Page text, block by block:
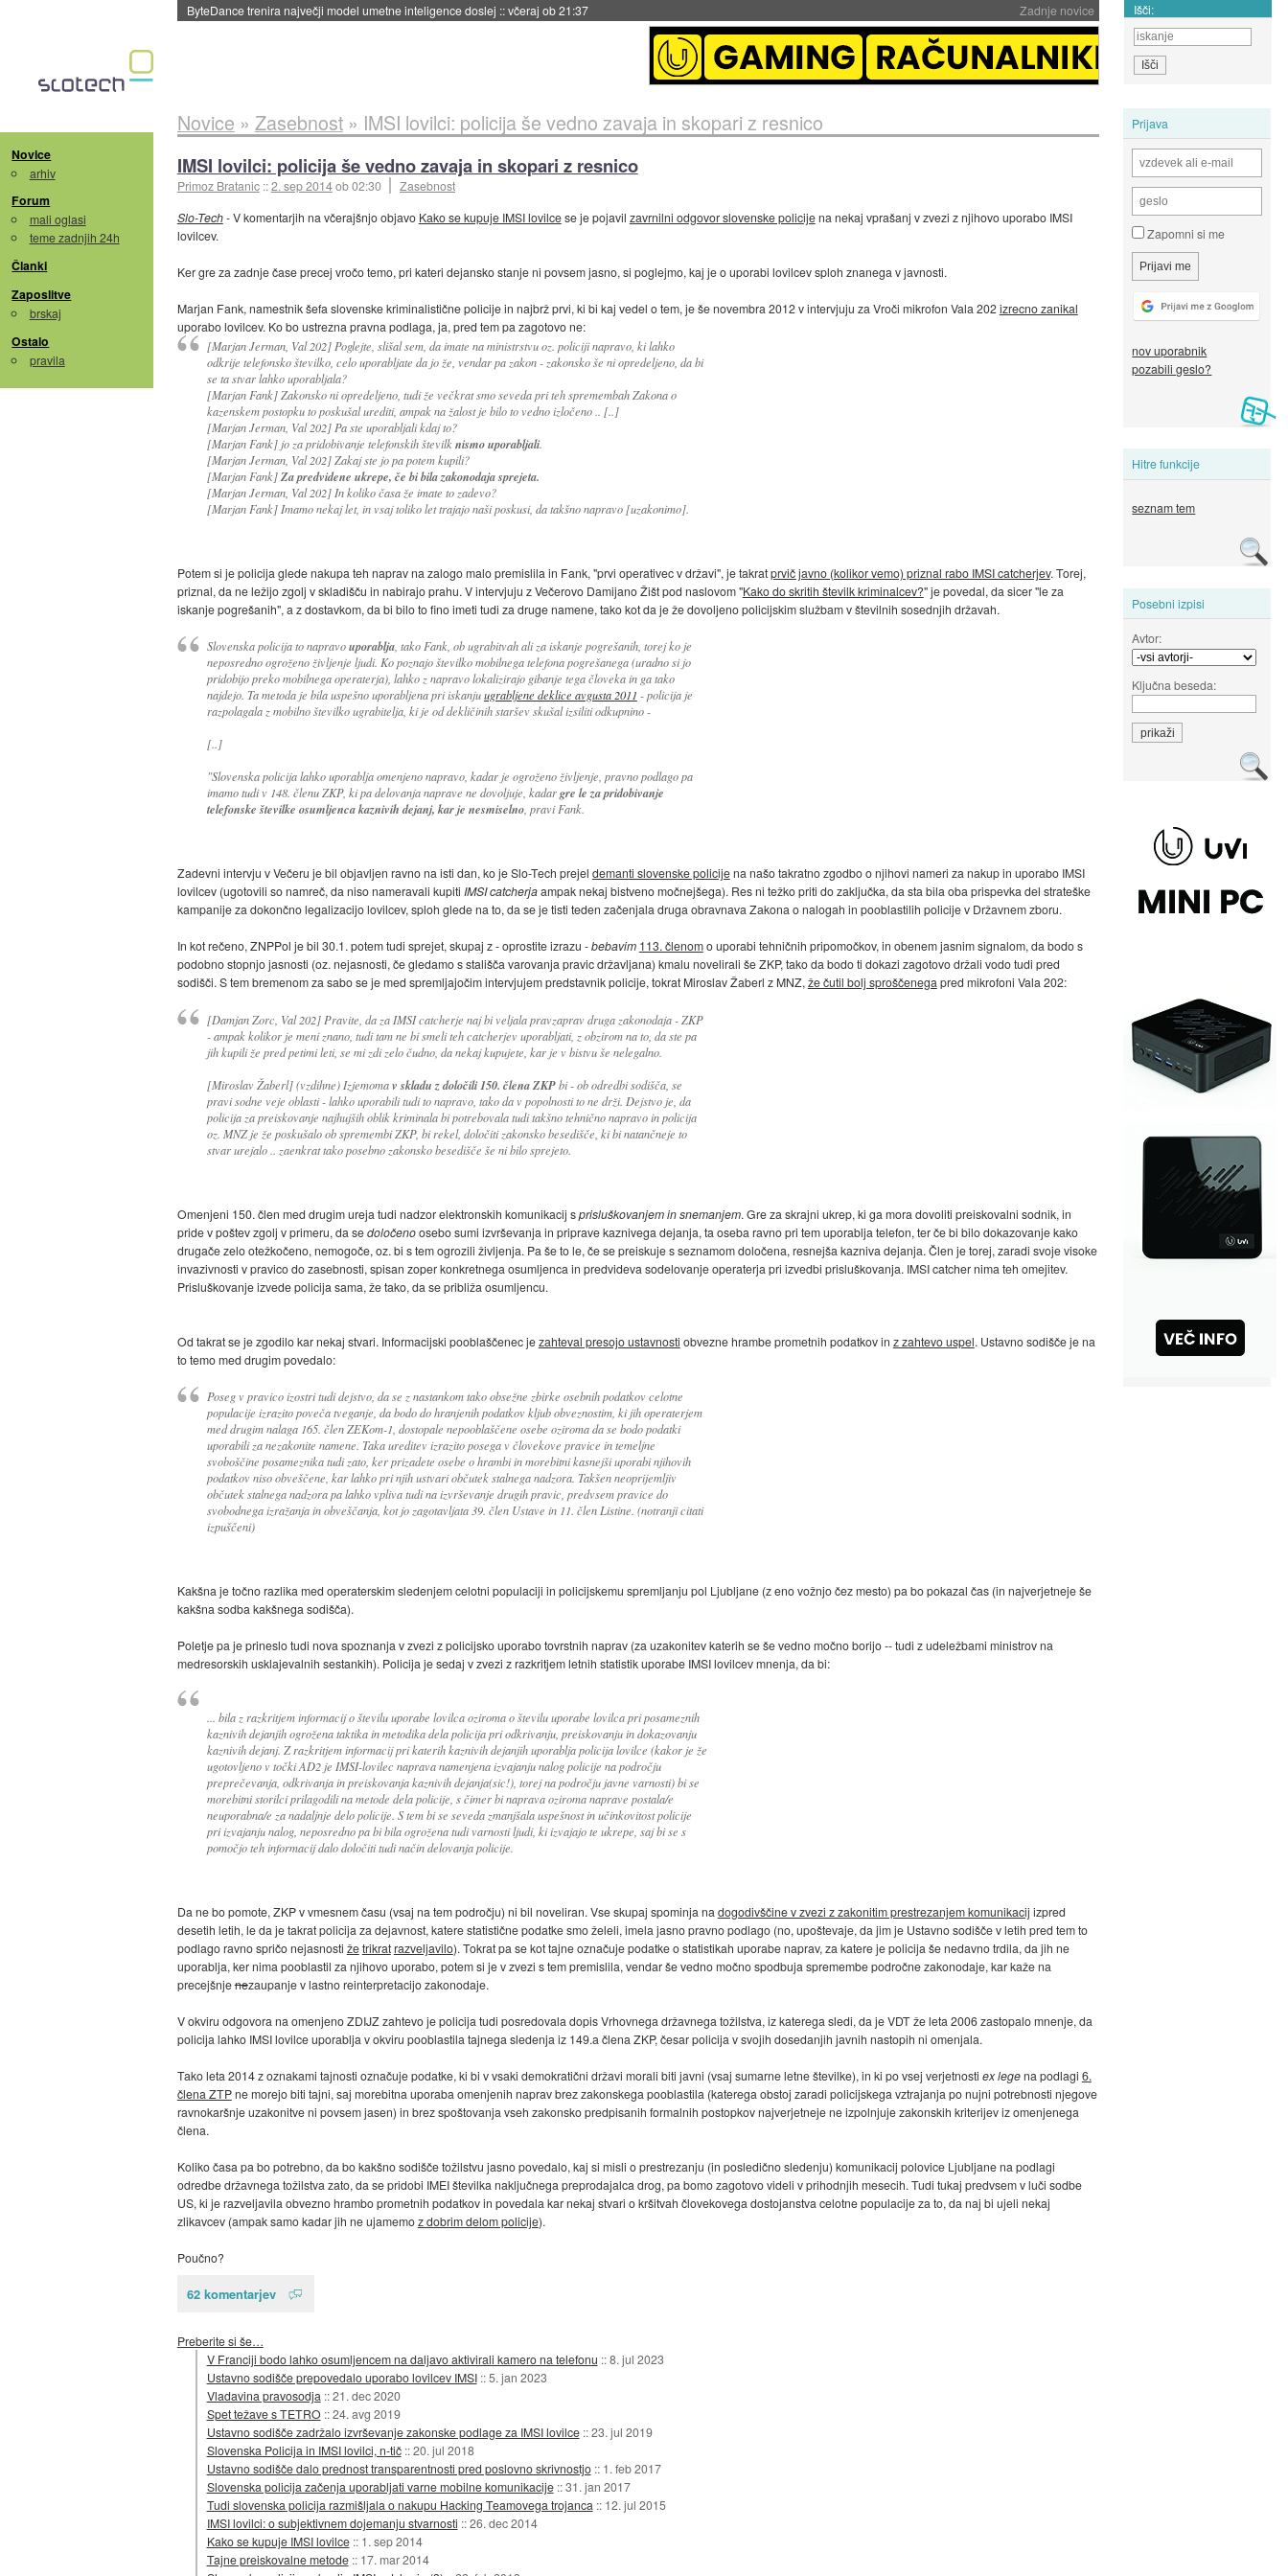
Zadnje novice
Spletne strani začele streči oglase za agente umetne inteligence::včeraj ob 21:23 Išči:
Novice
arhiv
Forum
mali oglasi
teme zadnjih 24h
Članki
Zaposlitve
brskaj
Ostalo
pravila
Prijava
Zapomni si me
nov uporabnik
pozabili geslo?
Hitre funkcije
seznam tem
Posebni izpisi
Avtor:
Ključna beseda:
Novice » Zasebnost» IMSI lovilci: policija še vedno zavaja in skopari z resnico
IMSI lovilci: policija še vedno zavaja in skopari z resnico
Primoz Bratanic ::2. sep 2014ob 02:30
Zasebnost
Slo-Tech- V komentarjih na včerajšnjo objavo Kako se kupuje IMSI lovilcese je pojavil zavrnilni odgovor slovenske policijena nekaj vprašanj v zvezi z njihovo uporabo IMSI
lovilcev.
Ker gre za zadnje čase precej vročo temo, pri kateri dejansko stanje ni povsem jasno, si poglejmo, kaj je o uporabi lovilcev sploh znanega v javnosti.
Marjan Fank, namestnik šefa slovenske kriminalistične policije in najbrž prvi, ki bi kaj vedel o tem, je še novembra 2012 v intervjuju za Vroči mikrofon Vala 202izrecno zanikal
uporabo lovilcev. Ko bo ustrezna pravna podlaga, ja, pred tem pa zagotovo ne:
[Marjan Jerman, Val 202] Poglejte, slišal sem, da imate na ministrstvu oz. policiji napravo, ki lahko
odkrije telefonsko številko, celo uporabljate da jo že, vendar pa zakon - zakonsko še ni opredeljeno, da bi
se ta stvar lahko uporabljala?
[Marjan Fank] Zakonsko ni opredeljeno, tudi že večkrat smo seveda pri teh spremembah Zakona o
kazenskem postopku to poskušal urediti, ampak na žalost je bilo to vedno izločeno .. [..]
[Marjan Jerman, Val 202] Pa ste uporabljali kdaj to?
[Marjan Fank] jo za pridobivanje telefonskih številknismo uporabljali.
[Marjan Jerman, Val 202] Zakaj ste jo pa potem kupili?
[Marjan Fank]Za predvidene ukrepe, če bi bila zakonodaja sprejeta.
[Marjan Jerman, Val 202] In koliko časa že imate to zadevo?
[Marjan Fank] Imamo nekaj let, in vsaj toliko let trajajo naši poskusi, da takšno napravo [uzakonimo].
Potem si je policija glede nakupa teh naprav na zalogo malo premislila in Fank, "prvi operativec v državi", je takratprvič javno (kolikor vemo) priznal rabo IMSI catcherjev. Torej,
priznal, da ne ležijo zgolj v skladišču in nabirajo prahu. V intervjuju z Večerovo Damijano Žišt pod naslovom "Kako do skritih številk kriminalcev?" je povedal, da sicer "le za
iskanje pogrešanih", a z dostavkom, da bi bilo to fino imeti tudi za druge namene, tako kot da je že dovoljeno policijskim službam v številnih sosednjih državah.
Slovenska policija to napravouporablja, tako Fank, ob ugrabitvah ali za iskanje pogrešanih, torej ko je
neposredno ogroženo življenje ljudi. Ko poznajo številko mobilnega telefona pogrešanega (uradno si jo
pridobijo preko mobilnega operaterja), lahko z napravo lokalizirajo gibanje tega človeka in ga tako
najdejo. Ta metoda je bila uspešno uporabljena pri iskanjuugrabljene deklice avgusta 2011 - policija je
razpolagala z mobilno številko ugrabitelja, ki je od dekličinih staršev skušal izsiliti odkupnino -
[..]
"Slovenska policija lahko uporablja omenjeno napravo, kadar je ogroženo življenje, pravno podlago pa
imamo tudi v 148. členu ZKP, ki pa delovanja naprave ne dovoljuje, kadargre le za pridobivanje
telefonske številke osumljenca kaznivih dejanj, kar je nesmiselno, pravi Fank.
Zadevni intervju v Večeru je bil objavljen ravno na isti dan, ko je Slo-Tech prejel demanti slovenske policijena našo takratno zgodbo o njihovi nameri za nakup in uporabo IMSI
lovilcev (ugotovili so namreč, da niso nameravali kupiti IMSI catcherjaampak nekaj bistveno močnejšega). Res ni težko priti do zaključka, da sta bila oba prispevka del strateške
kampanije za dokončno legalizacijo lovilcev, sploh glede na to, da se je tisti teden začenjala druga obravnava Zakona o nalogah in pooblastilih policije v Državnem zboru.
In kot rečeno, ZNPPol je bil 30.1. potem tudi sprejet, skupaj z - oprostite izrazu -bebavim 113. členomo uporabi tehničnih pripomočkov, in obenem jasnim signalom, da bodo s
podobno stopnjo jasnosti (oz. nejasnosti, če gledamo s stališča varovanja pravic državljana) kmalu novelirali še ZKP, tako da bodo ti dokazi zagotovo držali vodo tudi pred
sodišči. S tem bremenom za sabo se je med spremljajočim intervjujem predstavnik policije, tokrat Miroslav Žaberl z MNZ, že čutil bolj sproščenega pred mikrofoni Vala 202:
[Damjan Zorc, Val 202] Pravite, da za IMSI catcherje naj bi veljala pravzaprav druga zakonodaja - ZKP
- ampak kolikor je meni znano, tudi tam ne bi smeli teh catcherjev uporabljati, z obzirom na to, da ste pa
jih kupili že pred petimi leti, se mi zdi zelo čudno, da nekaj kupujete, kar je v bistvu še nelegalno.
[Miroslav Žaberl] (vzdihne) Izjemomav skladu z določili 150. člena ZKPbi - ob odredbi sodišča, se
pravi sodne veje oblasti - lahko uporabili tudi to napravo, tako da v popolnosti to ne drži. Dejstvo je, da
policija za preiskovanje najhujših oblik kriminala bi potrebovala tudi takšno tehnično napravo in policija
oz. MNZ je že poskušalo ob spremembi ZKP, bi rekel, določiti zakonsko besedišče, ki bi natančneje to
stvar urejalo .. zaenkrat tako posebno zakonsko besedišče še ni bilo sprejeto.
Omenjeni 150. člen med drugim ureja tudi nadzor elektronskih komunikacij sprisluškovanjem in snemanjem. Gre za skrajni ukrep, ki ga mora dovoliti preiskovalni sodnik, in
pride v poštev zgolj v primeru, da sedoločenoosebo sumi izvrševanja in priprave kaznivega dejanja, ta oseba ravno pri tem uporablja telefon, ter če bi bilo dokazovanje kako
drugače zelo otežkočeno, nemogoče, oz. bi s tem ogrozili življenja. Pa še to le, če se preiskuje s seznamom določena, resnejša kazniva dejanja. Člen je torej, zaradi svoje visoke
invazivnosti v pravico do zasebnosti, spisan zoper konkretnega osumljenca in predvideva sodelovanje operaterja pri izvedbi prisluškovanja. IMSI catcher nima teh omejitev.
Prisluškovanje izvede policija sama, že tako, da se približa osumljencu.
Od takrat se je zgodilo kar nekaj stvari. Informacijski pooblaščenec jezahteval presojo ustavnosti obvezne hrambe prometnih podatkov in z zahtevo uspel. Ustavno sodišče je na
to temo med drugim povedalo:
Poseg v pravico izostri tudi dejstvo, da se z nastankom tako obsežne zbirke osebnih podatkov celotne
populacije izrazito poveča tveganje, da bodo do hranjenih podatkov kljub obveznostim, ki jih operaterjem
med drugim nalaga 165. člen ZEKom-1, dostopale nepooblaščene osebe oziroma da se bodo podatki
uporabili za nezakonite namene. Taka ureditev izrazito posega v človekove pravice in temeljne
svoboščine posameznika tudi zato, ker prizadete osebe o hrambi in morebitni kasnejši uporabi njihovih
podatkov niso obveščene, kar lahko pri njih ustvari občutek stalnega nadzora. Takšen neoprijemljiv
občutek stalnega nadzora pa lahko vpliva tudi na izvrševanje drugih pravic, predvsem pravice do
svobodnega izražanja in obveščanja, kot jo zagotavljata 39. člen Ustave in 11. člen Listine. (notranji citati
izpuščeni)
Kakšna je točno razlika med operaterskim sledenjem celotni populaciji in policijskemu spremljanju pol Ljubljane (z eno vožnjo čez mesto) pa bo pokazal čas (in najverjetneje še
kakšna sodba kakšnega sodišča).
Poletje pa je prineslo tudi nova spoznanja v zvezi z policijsko uporabo tovrstnih naprav (za uzakonitev katerih se še vedno močno borijo -- tudi z udeležbami ministrov na
medresorskih usklajevalnih sestankih). Policija je sedaj v zvezi z razkritjem letnih statistik uporabe IMSI lovilcev mnenja, da bi:
... bila z razkritjem informacij o številu uporabe lovilca oziroma o številu uporabe lovilca pri posameznih
kaznivih dejanjih ogrožena taktika in metodika dela policija pri odkrivanju, preiskovanju in dokazovanju
kaznivih dejanj. Z razkritjem informacij pri katerih kaznivih dejanjih uporablja policija lovilce (kakor je že
ugotovljeno v točki AD2 je IMSI-lovilec naprava namenjena izvajanju nalog policije na področju
preprečevanja, odkrivanja in preiskovanja kaznivih dejanja(sic!), torej na področju javne varnosti) bi se
morebitni storilci prilagodili na metode dela policije, s čimer bi naprava oziroma naprave postala/e
neuporabna/e za nadaljnje delo policije. S tem bi se seveda zmanjšala uspešnost in učinkovitost policije
pri izvajanju nalog, neposredno pa bi bila ogrožena tudi varnosti ljudi, ki izvajajo te ukrepe, saj bi se s
pomočjo teh informacij dalo določiti tudi način delovanja policije.
Da ne bo pomote, ZKP v vmesnem času (vsaj na tem področju) ni bil noveliran. Vse skupaj spominja na dogodivščine v zvezi z zakonitim prestrezanjem komunikacij izpred
desetih letih, le da je takrat policija za dejavnost, katere statistične podatke smo želeli, imela jasno pravno podlago (no, upoštevaje, da jim je Ustavno sodišče v letih pred tem to
podlago ravno spričo nejasnosti žetrikratrazveljavilo). Tokrat pa se kot tajne označuje podatke o statistikah uporabe naprav, za katere je policija še nedavno trdila, da jih ne
uporablja, ker nima pooblastil za njihovo uporabo, potem si je v zvezi s tem premislila, vendar še vedno močno spodbuja spremembe področne zakonodaje, kar kaže na
precejšnjenezaupanje v lastno reinterpretacijo zakonodaje.
V okviru odgovora na omenjeno ZDIJZ zahtevo je policija tudi posredovala dopis Vrhovnega državnega tožilstva, iz katerega sledi, da je VDT že leta 2006 zastopalo mnenje, da
policija lahko IMSI lovilce uporablja v okviru pooblastila tajnega sledenja iz 149.a člena ZKP, česar policija v svojih dosedanjih javnih nastopih ni omenjala.
Tako leta 2014 z oznakami tajnosti označuje podatke, ki bi v vsaki demokratični državi morali biti javni (vsaj sumarne letne številke), in ki po vsej verjetnosti ex legena podlagi 6.
člena ZTPne morejo biti tajni, saj morebitna uporaba omenjenih naprav brez zakonskega pooblastila (katerega obstoj zaradi policijskega vztrajanja po nujni potrebnosti njegove
ravnokaršnje uzakonitve ni povsem jasen) in brez spoštovanja vseh zakonsko predpisanih formalnih postopkov najverjetneje ne izpolnjuje zakonskih kriterijev iz omenjenega
člena.
Koliko časa pa bo potrebno, da bo kakšno sodišče tožilstvu jasno povedalo, kaj si misli o prestrezanju (in posledično sledenju) komunikacij polovice Ljubljane na podlagi
odredbe državnega tožilstva zato, da se pridobi IMEI številka naključnega preprodajalca drog, pa bomo zagotovo videli v prihodnjih mesecih. Tudi tukaj predvsem v luči sodbe
US, ki je razveljavila obvezno hrambo prometnih podatkov in povedala kar nekaj stvari o kršitvah človekovega dostojanstva celotne populacije za to, da naj bi ujeli nekaj
zlikavcev (ampak samo kadar jih ne ujamemoz dobrim delom policije).
Poučno?
62 komentarjev
Preberite si še…
V Franciji bodo lahko osumljencem na daljavo aktivirali kamero na telefonu ::8. jul 2023
Ustavno sodišče prepovedalo uporabo lovilcev IMSI ::5. jan 2023
Vladavina pravosodja ::21. dec 2020
Spet težave s TETRO ::24. avg 2019
Ustavno sodišče zadržalo izvrševanje zakonske podlage za IMSI lovilce ::23. jul 2019
Slovenska Policija in IMSI lovilci, n-tič ::20. jul 2018
Ustavno sodišče dalo prednost transparentnosti pred poslovno skrivnostjo :: 1. feb 2017
Slovenska policija začenja uporabljati varne mobilne komunikacije ::31. jan 2017
Tudi slovenska policija razmišljala o nakupu Hacking Teamovega trojanca :: 12. jul 2015
IMSI lovilci: o subjektivnem dojemanju stvarnosti ::26. dec 2014
Kako se kupuje IMSI lovilce :: 1. sep 2014
Tajne preiskovalne metode :: 17. mar 2014